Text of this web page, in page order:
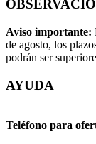
Aviso importante:
de agosto, los
podrán ser
AYUDA
Teléfono para